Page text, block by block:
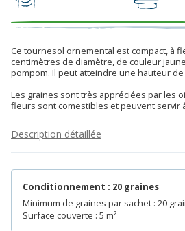
Ce tournesol ornemental est compact, à
centimètres de diamètre, de couleur
pompom. Il peut atteindre une hauteur de
Les graines sont très appréciées par les
fleurs sont comestibles et peuvent servir
Description détaillée
Conditionnement : 20 graines
Minimum de graines par sachet : 20
Surface couverte : 5 m²